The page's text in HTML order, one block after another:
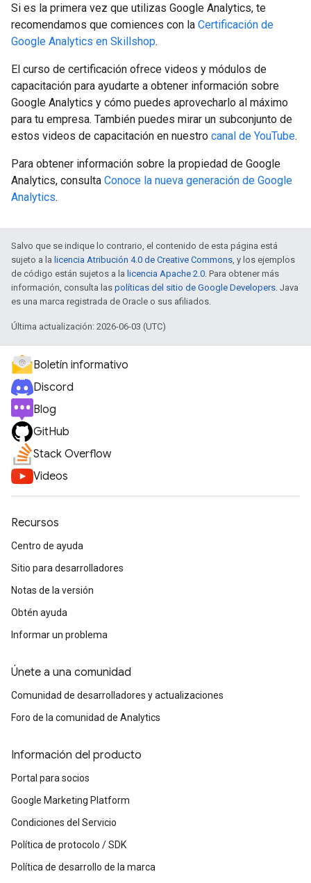
Si es la primera vez que utilizas Google Analytics, te
recomendamos que comiences con la Certificación de
Google Analytics en Skillshop.
El curso de certificación ofrece videos y módulos de
capacitación para ayudarte a obtener información sobre
Google Analytics y cómo puedes aprovecharlo al máximo
para tu empresa. También puedes mirar un subconjunto de
estos videos de capacitación en nuestro canal de YouTube.
Para obtener información sobre la propiedad de Google
Analytics, consulta Conoce la nueva generación de Google
Analytics.
Salvo que se indique lo contrario, el contenido de esta página está
sujeto a la licencia Atribución 4.0 de Creative Commons, y los ejemplos
de código están sujetos a la licencia Apache 2.0. Para obtener más
información, consulta las políticas del sitio de Google Developers. Java
es una marca registrada de Oracle o sus afiliados.
Última actualización: 2026-06-03 (UTC)
Boletín informativo
Discord
Blog
GitHub
Stack Overflow
Videos
Recursos
Centro de ayuda
Sitio para desarrolladores
Notas de la versión
Obtén ayuda
Informar un problema
Únete a una comunidad
Comunidad de desarrolladores y actualizaciones
Foro de la comunidad de Analytics
Información del producto
Portal para socios
Google Marketing Platform
Condiciones del Servicio
Política de protocolo / SDK
Política de desarrollo de la marca